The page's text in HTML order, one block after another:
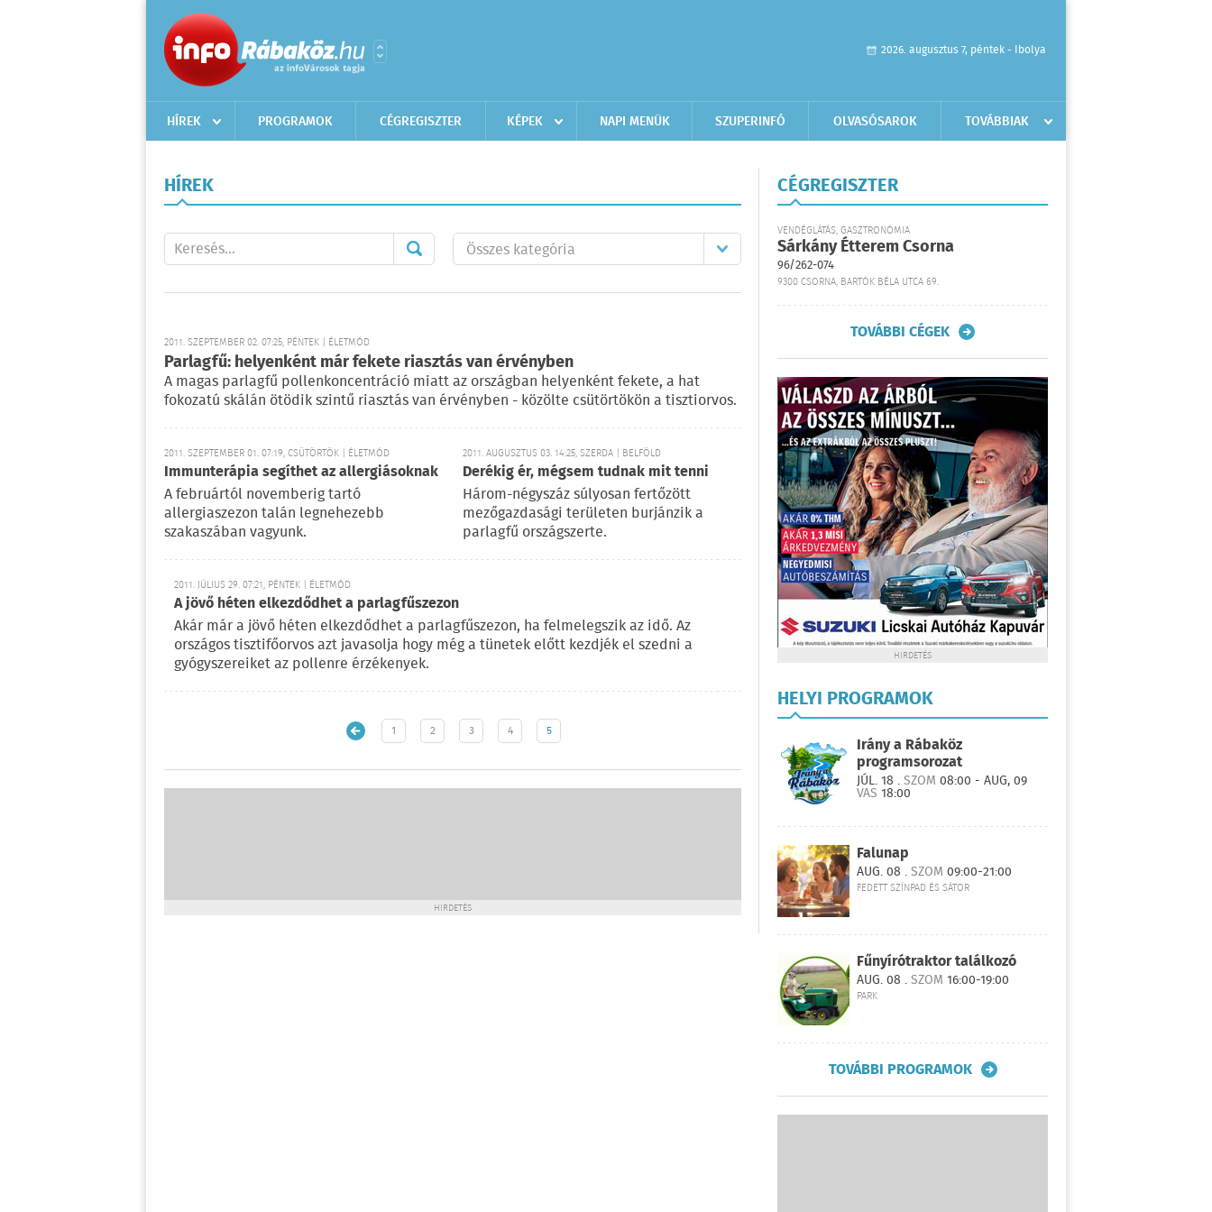
2026. augusztus 7, péntek - Ibolya
HÍREK PROGRAMOK CÉGREGISZTER KÉPEK NAPI MENÜK SZUPERINFÓ OLVASÓSAROK TOVÁBBIAK
HÍREK
2011. SZEPTEMBER 02. 07:25, PÉNTEK | ÉLETMÓD
Parlagfű: helyenként már fekete riasztás van érvényben
A magas parlagfű pollenkoncentráció miatt az országban helyenként fekete, a hat
fokozatú skálán ötödik szintű riasztás van érvényben - közölte csütörtökön a tisztiorvos.
2011. SZEPTEMBER 01. 07:19, CSÜTÖRTÖK | ÉLETMÓD
Immunterápia segíthet az allergiásoknak
A februártól novemberig tartó
allergiaszezon talán legnehezebb
szakaszában vagyunk.
2011. AUGUSZTUS 03. 14:25, SZERDA | BELFÖLD
Derékig ér, mégsem tudnak mit tenni
Három-négyszáz súlyosan fertőzött
mezőgazdasági területen burjánzik a
parlagfű országszerte.
2011. JÚLIUS 29. 07:21, PÉNTEK | ÉLETMÓD
A jövő héten elkezdődhet a parlagfűszezon
Akár már a jövő héten elkezdődhet a parlagfűszezon, ha felmelegszik az idő. Az
országos tisztifőorvos azt javasolja hogy még a tünetek előtt kezdjék el szedni a
gyógyszereiket az pollenre érzékenyek.
1 2 3 4 5
HIRDETÉS
CÉGREGISZTER
VENDÉGLÁTÁS, GASZTRONÓMIA
Sárkány Étterem Csorna
96/262-074
9300 CSORNA, BARTÓK BÉLA UTCA 69.
TOVÁBBI CÉGEK
HIRDETÉS
HELYI PROGRAMOK
Irány a Rábaköz
programsorozat
JÚL. 18 .SZOM 08:00 - AUG, 09
VAS 18:00
Falunap
AUG. 08 .SZOM 09:00-21:00
FEDETT SZÍNPAD ÉS SÁTOR
Fűnyírótraktor találkozó
AUG. 08 .SZOM 16:00-19:00
PARK
TOVÁBBI PROGRAMOK